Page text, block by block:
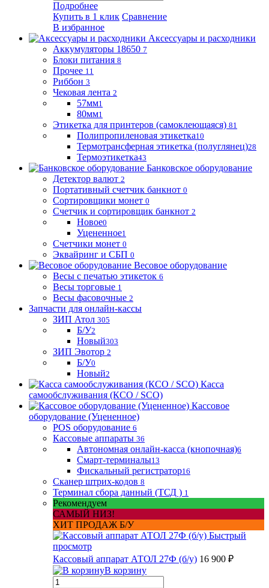
Подробнее
Купить в 1 клик Сравнение
В избранное
Аксессуары и расходники
Аккумуляторы 18650 7
Блоки питания 8
Прочее 11
Риббон 3
Чековая лента 2
57мм1
80мм1
Этикетка для принтеров (самоклеющаяся) 81
Полипропиленовая этикетка10
Термотрансферная этикетка (полуглянец)28
Термоэтикетка43
Банковское оборудование
Детектор валют 2
Портативный счетчик банкнот 0
Сортировщики монет 0
Счетчик и сортировщик банкнот 2
Новое0
Уцененное1
Счетчики монет 0
Эквайринг и СБП 0
Весовое оборудование
Весы с печатью этикеток 6
Весы торговые 1
Весы фасовочные 2
Запчасти для онлайн-кассы
ЗИП Атол 305
Б/У2
Новый303
ЗИП Эвотор 2
Б/У0
Новый2
Касса
самообслуживания (КСО / SCO)
Кассовое
оборудование (Уцененное)
POS оборудование 6
Кассовые аппараты 36
Автономная онлайн-касса (кнопочная)6
Смарт-терминалы13
Фискальный регистратор16
Сканер штрих-кодов 8
Терминал сбора данный (ТСД ) 1
Рекомендуем
САМЫЙ НИЗ!
ХИТ ПРОДАЖ Б/У
Быстрый
просмотр
Кассовый аппарат АТОЛ 27Ф (б/у) 16 900 ₽
В корзину